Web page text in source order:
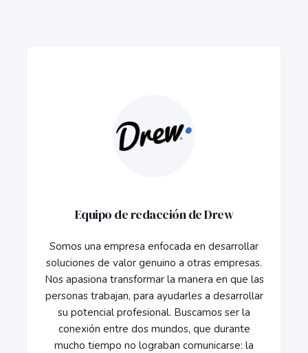
Equipo de redacción de Drew
Somos una empresa enfocada en desarrollar
soluciones de valor genuino a otras empresas.
Nos apasiona transformar la manera en que las
personas trabajan, para ayudarles a desarrollar
su potencial profesional. Buscamos ser la
conexión entre dos mundos, que durante
mucho tiempo no lograban comunicarse: la